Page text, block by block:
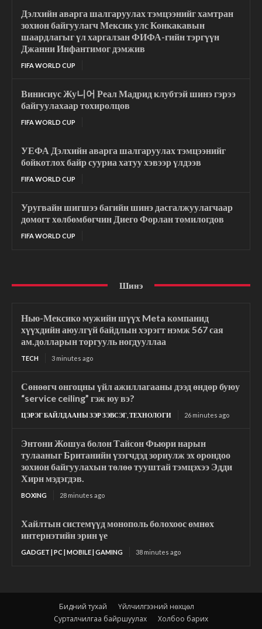
Дэлхийн аварга шалгаруулах тэмцээнийг хамтран
зохион байгуулагч Мексик улс Конкакавын
шаардлагыг үл харгалзан ФИФА-гийн тэргүүн
Джанни Инфантимог дэмжив
FIFA WORLD CUP
Винисиус Жу니어 Реал Мадрид клубтэй шинэ гэрээ
байгуулахаар тохиролцов
FIFA WORLD CUP
УЕФА Дэлхийн аварга шалгаруулах тэмцээнийг
бойкотлох байр сууриа хатуу хэвээр үлдээв
FIFA WORLD CUP
Уругвайн шигшээ багийн шинэ дасгалжуулагчаар
домогт хөлбөмбөгчин Диего Форлан томилогдов
FIFA WORLD CUP
Шинэ
Нью-Мексико мужийн шүүх Meta компанид
хүүхдийн аюулгүй байдлын хэрэгт нэмж 567 сая
ам.долларын торгууль ногдууллаа
TECH 3 minutes ago
Сөнөөгч онгоцны үйл ажиллагааны дээд өндөр буюу
“service ceiling” гэж юу вэ?
ЦЭРЭГ БАЙЛДААНЫ ЗЭР ЗЭВСЭГ, ТЕХНОЛОГИ 26 minutes ago
Энтони Жошуа болон Тайсон Фьюри нарын
тулааныг Британийн үзэгчдэд зориулж эх орондоо
зохион байгуулахын төлөө тууштай тэмцэхээ Эдди
Хирн мэдэгдэв.
BOXING 28 minutes ago
Хайлтын системүүд монополь болохоос өмнөх
интернэтийн эрин үе
GADGET | PC | MOBILE | GAMING 38 minutes ago
Бидний тухай
Үйлчилгээний нөхцөл
Сурталчилгаа байршуулах
Холбоо барих